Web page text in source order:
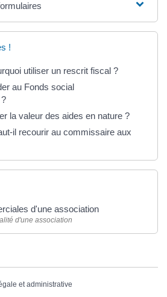
!
utiliser un rescrit fiscal ?
au Fonds social
la valeur des aides en nature ?
il recourir au commissaire aux
d'une association
d'une association
et administrative